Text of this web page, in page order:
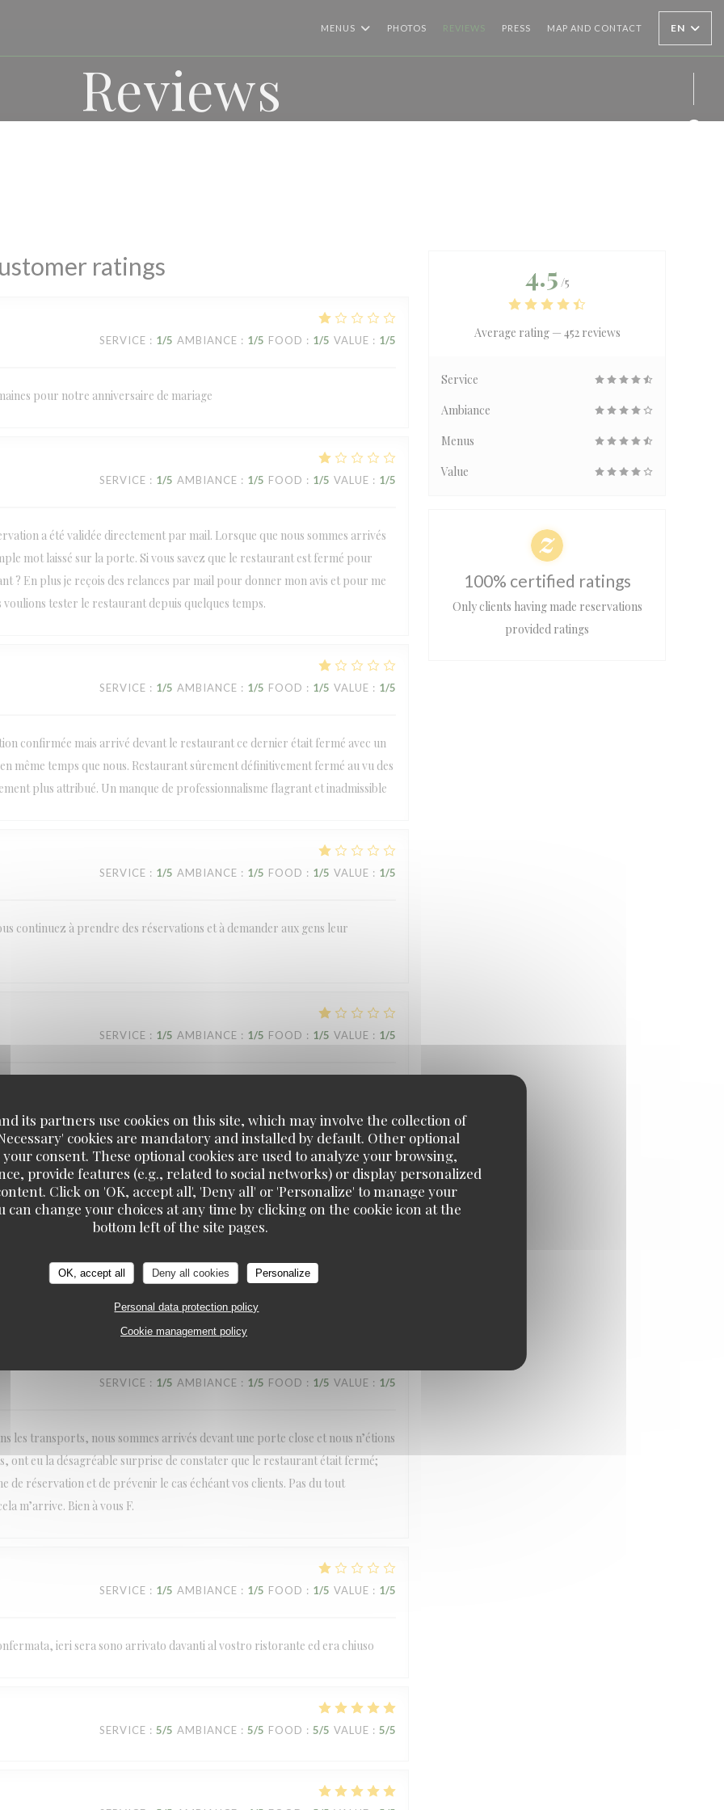
its partners use cookies on this site, which may involve the collection of
cookies are mandatory and installed by default. Other optional
consent. These optional cookies are used to analyze your browsing,
provide features (e.g., related to social networks) or display personalized
Click on 'OK, accept all', 'Deny all' or 'Personalize' to manage your
can change your choices at any time by clicking on the cookie icon at the
bottom left of the site pages.
OK, accept all Deny all cookies Personalize
Personal data protection policy
Cookie management policy
MENUS PHOTOS REVIEWS PRESS MAP AND CONTACT EN
Reviews
ratings
SERVICE : 1/5 AMBIANCE : 1/5 FOOD : 1/5 VALUE : 1/5
pour notre anniversaire de mariage
SERVICE : 1/5 AMBIANCE : 1/5 FOOD : 1/5 VALUE : 1/5
a été validée directement par mail. Lorsque que nous sommes arrivés
mot laissé sur la porte. Si vous savez que le restaurant est fermé pour
? En plus je reçois des relances par mail pour donner mon avis et pour me
tester le restaurant depuis quelques temps.
SERVICE : 1/5 AMBIANCE : 1/5 FOOD : 1/5 VALUE : 1/5
confirmée mais arrivé devant le restaurant ce dernier était fermé avec un
même temps que nous. Restaurant sûrement définitivement fermé au vu des
plus attribué. Un manque de professionnalisme flagrant et inadmissible
SERVICE : 1/5 AMBIANCE : 1/5 FOOD : 1/5 VALUE : 1/5
continuez à prendre des réservations et à demander aux gens leur
SERVICE : 1/5 AMBIANCE : 1/5 FOOD : 1/5 VALUE : 1/5
jours en avance et avec aussi confirmation faite le matin même par
Pas terrible
SERVICE: 1/5 AMBIANCE : 4 /5 FOOD: 5/5 VALUE: 4/5
portal accepted our reservation even though the staff was gone on
was also no indication of when they would be open for business again. Very
SERVICE : 1/5 AMBIANCE : 1/5 FOOD : 1/5 VALUE : 1/5
les transports, nous sommes arrivés devant une porte close et nous n’étions
ont eu la désagréable surprise de constater que le restaurant était fermé;
de réservation et de prévenir le cas échéant vos clients. Pas du tout
m’arrive. Bien à vous F.
SERVICE : 1/5 AMBIANCE : 1/5 FOOD : 1/5 VALUE : 1/5
ieri sera sono arrivato davanti al vostro ristorante ed era chiuso
SERVICE : 5/5 AMBIANCE : 5/5 FOOD : 5/5 VALUE : 5/5
4.5 /5
Average rating — 452 reviews
Service
Ambiance
Menus
Value
100% certified ratings
Only clients having made reservations
provided ratings